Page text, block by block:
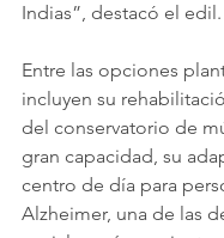
Indias”, destacó el edil.
Entre las opciones
incluyen su
del conservatorio de
gran capacidad, su
centro de día para
Alzheimer, una de las